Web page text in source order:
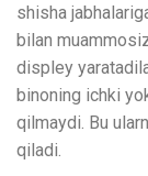
shisha
bilan
displey
binoning ichki
qilmaydi. Bu
qiladi.